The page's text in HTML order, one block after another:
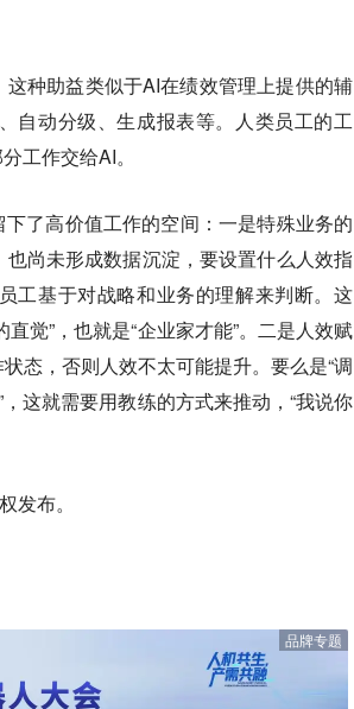
种助益类似于AI在绩效管理上提供的辅
自动分级、生成报表等。人类员工的工
工作交给AI。
了高价值工作的空间： 一是特殊业务的
尚未形成数据沉淀，要设置什么人效指
工基于对战略和业务的理解来判断。这
觉”，也就是“企业家才能”。 二是人效赋
态，否则人效不太可能提升。要么是“调
这就需要用教练的方式来推动，“我说你
发布。
品牌专题